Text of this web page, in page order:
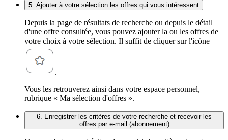
5. Ajouter à votre sélection les offres qui vous intéressent
Depuis la page de résultats de recherche ou depuis le détail
d'une offre consultée, vous pouvez ajouter la ou les offres de
votre choix à votre sélection. Il suffit de cliquer sur l'icône
.
Vous les retrouverez ainsi dans votre espace personnel,
rubrique « Ma sélection d'offres ».
6. Enregistrer les critères de votre recherche et recevoir les
offres par e-mail (abonnement)